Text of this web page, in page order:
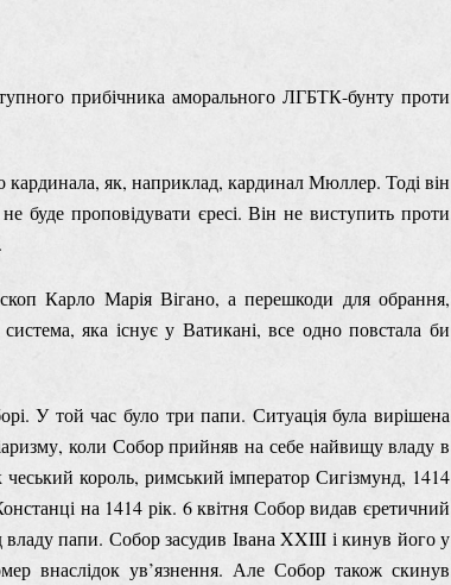
прибічника аморального ЛГБТК-бунту проти
кардинала, як, наприклад, кардинал Мюллер. Тоді він
буде проповідувати єресі. Він не виступить проти
Карло Марія Вігано, а перешкоди для обрання,
яка існує у Ватикані, все одно повстала би
У той час було три папи. Ситуація була вирішена
коли Собор прийняв на себе найвищу владу в
король, римський імператор Сигізмунд, 1414
на 1414 рік. 6 квітня Собор видав єретичний
папи. Собор засудив Івана XXIII і кинув його у
внаслідок ув’язнення. Але Собор також скинув